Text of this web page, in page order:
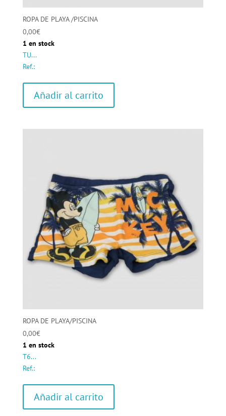
ROPA DE PLAYA /PISCINA
0,00€
1 en stock
TU...
Ref.:
Añadir al carrito
ROPA DE PLAYA/PISCINA
0,00€
1 en stock
T6...
Ref.:
Añadir al carrito